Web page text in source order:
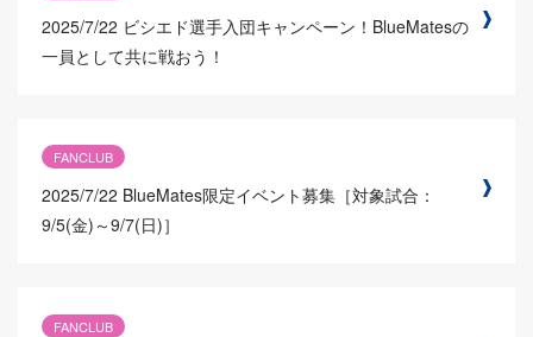
2025/7/22 ビシエド選手入団キャンペーン！BlueMatesの
一員として共に戦おう！
FANCLUB
2025/7/22 BlueMates限定イベント募集［対象試合：
9/5(金)～9/7(日)］
FANCLUB